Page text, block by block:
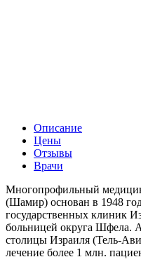
Описание
Цены
Отзывы
Врачи
Многопрофильный
(Шамир) основан в 1948
государственных клиник
больницей округа Шфела.
столицы Израиля (Тель-
лечение более 1 млн.